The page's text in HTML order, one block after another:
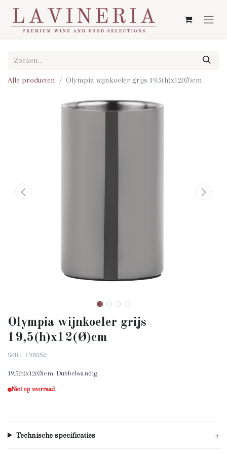
Alle producten Olympia wijnkoeler grijs 19,5(h)x12(Ø)cm
Olympia wijnkoeler grijs
19,5(h)x12(Ø)cm
SKU: LVA050
19,5(h)x12(Ø)cm. Dubbelwandig.
Niet op voorraad
Technische specificaties +